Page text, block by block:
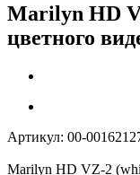
Marilyn HD
цветного
Артикул: 00-
Marilyn HD VZ-2